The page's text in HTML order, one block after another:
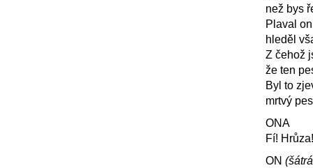
než bys
Plaval
hleděl
Z čehož
že ten
Byl to
mrtvý
ONA
Fí!
ON